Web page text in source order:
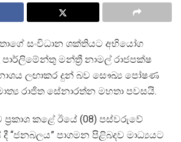
සංවිධාන ශක්තියට අභියෝග
මන්ත්‍රී නාමල් රාජපක්ෂ
ලඟාකර දුන් බව සෞඛ්‍ය පෝෂණ
රාජිත සේනාරත්න මහතා පවසයි.
ප්‍රකාශ කළේ ඊයේ (08) පස්වරුවේ
“ජනබලය” පාගමන පිළිබදව මාධ්‍යයට